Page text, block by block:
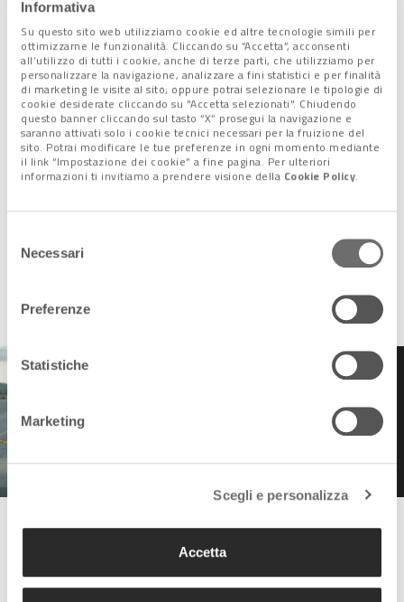
Informativa
Su questo sito web utilizziamo cookie ed altre tecnologie simili per
ottimizzarne le funzionalità. Cliccando su “Accetta”, acconsenti
all’utilizzo di tutti i cookie, anche di terze parti, che utilizziamo per
personalizzare la navigazione, analizzare a fini statistici e per finalità
di marketing le visite al sito; oppure potrai selezionare le tipologie di
cookie desiderate cliccando su "Accetta selezionati". Chiudendo
questo banner cliccando sul tasto “X” prosegui la navigazione e
saranno attivati solo i cookie tecnici necessari per la fruizione del
sito. Potrai modificare le tue preferenze in ogni momento mediante
il link “Impostazione dei cookie” a fine pagina. Per ulteriori
informazioni ti invitiamo a prendere visione della Cookie Policy.
delNecessari
Preferenze
Statistiche
Marketing
Scegli e personalizza
Accetta
elettrici a decollo verticale sia ancora indietro.
Quanto al trasporto merci(54% generiche e 46% di materiale
sanitario), riguarda il77% dei progettidel segmento, ma solo
7% è operativo.
L'Italia punta sempre più
su droni e vertiporti
2024: arriva il primo vertiporto
italiano